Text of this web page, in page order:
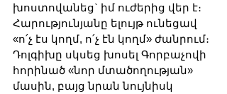
խոստովանեց` իմ ուժերից վեր է։
Հարությունյանը ելույթ ունեցավ
«ո՛չ էս կողմ, ո՛չ էն կողմ» ժանրում։
Դոլգիխը սկսեց խոսել Գորբաչովի
հորինած «նոր մտածողության»
մասին, բայց նրան նույնիսկ